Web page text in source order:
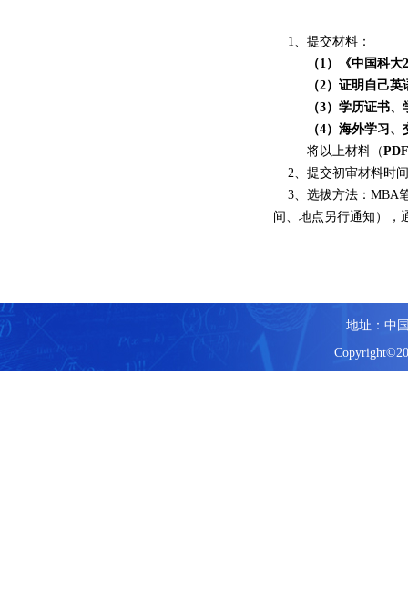
1、提交材料：
（1）《中国科大
（2）证明 自己英
（3）学历证书、
（4）海外学习 、
将以上材料（PDF
2、提交初审材料时
3、选拔方法：MBA
间、地点另行通知），
地址：中